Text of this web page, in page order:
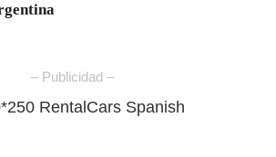
– Publicidad –